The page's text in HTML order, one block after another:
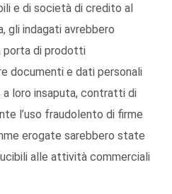
e di società di credito al
gli indagati avrebbero
porta di prodotti
documenti e dati personali
loro insaputa, contratti di
l’uso fraudolento di firme
erogate sarebbero state
alle attività commerciali